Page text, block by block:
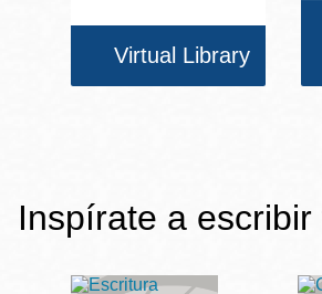
Virtual Library
Inspírate a